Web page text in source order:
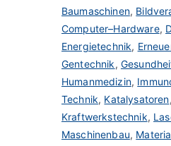
Baumaschinen,
Computer–Hardware,
Energietechnik,
Gentechnik,
Humanmedizin,
Technik, Katalysatoren,
Kraftwerkstechnik,
Maschinenbau,